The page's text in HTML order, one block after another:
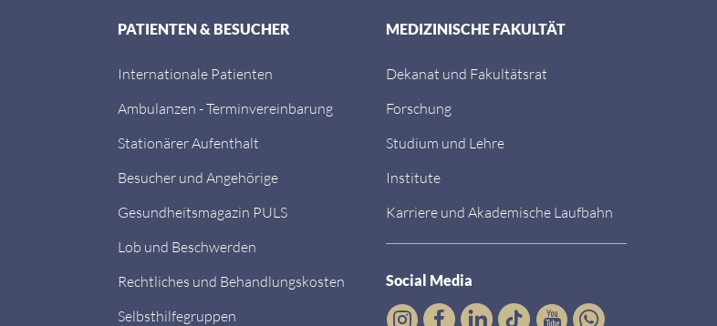
PATIENTEN & BESUCHER
Internationale Patienten
Ambulanzen - Terminvereinbarung
Stationärer Aufenthalt
Besucher und Angehörige
Gesundheitsmagazin PULS
Lob und Beschwerden
Rechtliches und Behandlungskosten
Selbsthilfegruppen
MEDIZINISCHE FAKULTÄT
Dekanat und Fakultätsrat
Forschung
Studium und Lehre
Institute
Karriere und Akademische Laufbahn
Social Media